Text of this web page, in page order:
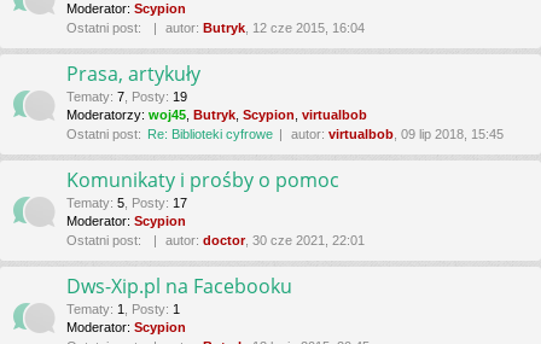
Moderator: Scypion
Ostatni post:
autor: Butryk , 12 cze 2015, 16:04
Prasa, artykuły
Tematy: 7 Posty: 19
Moderatorzy: woj45 Butryk Scypion virtualbob
Ostatni post: Re: Biblioteki cyfrowe autor: virtualbob , 09 lip 2018, 15:45
Komunikaty i prośby o pomoc
Tematy: 5 Posty: 17
Moderator: Scypion
Ostatni post:
autor: doctor, 30 cze 2021, 22:01
Dws-Xip.pl na Facebooku
Tematy: 1 Posty: 1
Moderator: Scypion